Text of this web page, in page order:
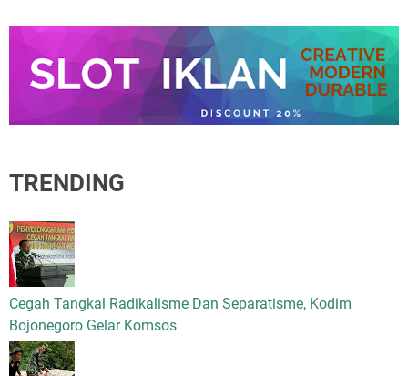
TRENDING
Cegah Tangkal Radikalisme Dan Separatisme, Kodim
Bojonegoro Gelar Komsos